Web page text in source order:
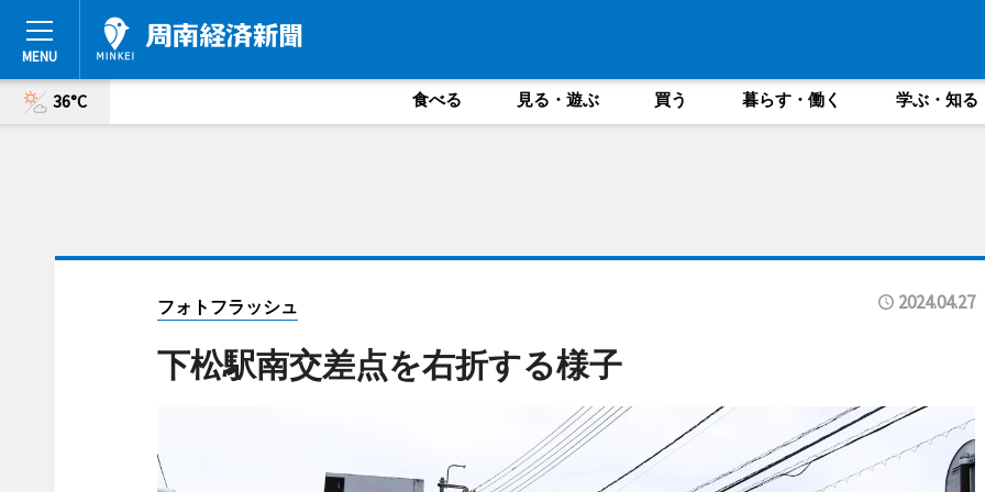
36°C 食べる 見る・遊ぶ 買う 暮らす・働く 学ぶ・知る
フォトフラッシュ 2024.04.27
下松駅南交差点を右折する様子